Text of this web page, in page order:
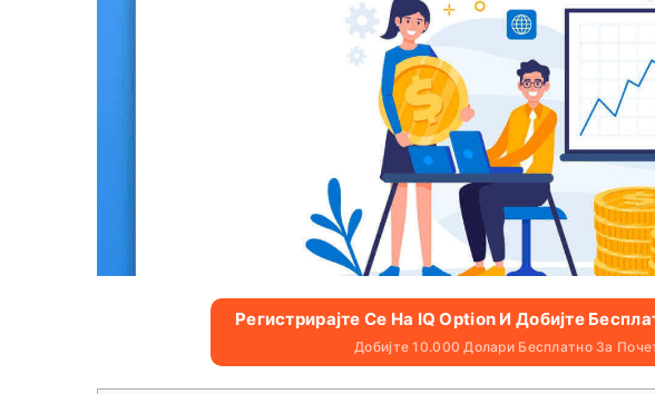
Регистрирајте Се На IQ Option И Добијте
Добијте 10.000 Долари Бесплатно За